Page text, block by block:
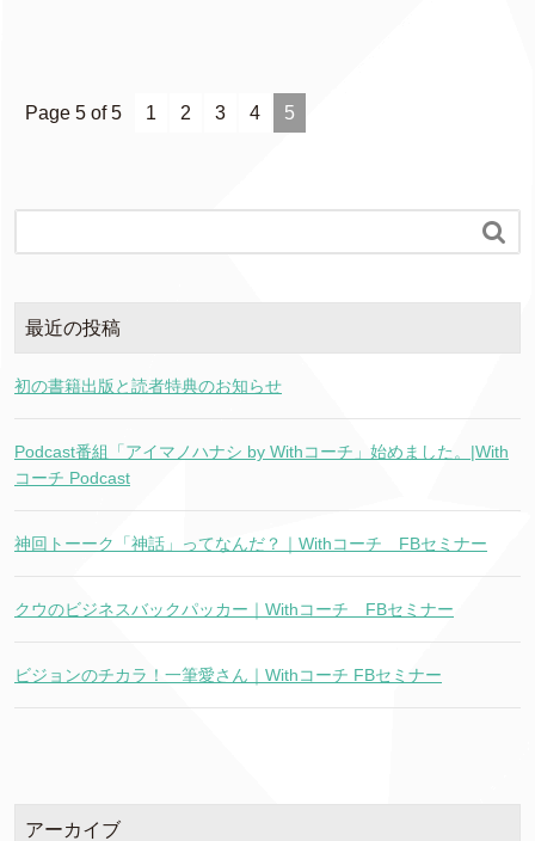
Page 5 of 5 1 2 3 4 5

最近の投稿
初の書籍出版と読者特典のお知らせ
Podcast番組「アイマノハナシ by Withコーチ」始めました。|With
コーチ Podcast
神回トーーク「神話」ってなんだ？｜Withコーチ FBセミナー
クウのビジネスバックパッカー｜Withコーチ FBセミナー
ビジョンのチカラ！一筆愛さん｜Withコーチ FBセミナー
アーカイブ